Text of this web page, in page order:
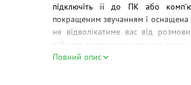
підключіть її до ПК або
покращеним звучанням і
не відволікатиме вас від
забрати, повернувши тримач
амбушюри, що забезпечують зручну
Повний опис